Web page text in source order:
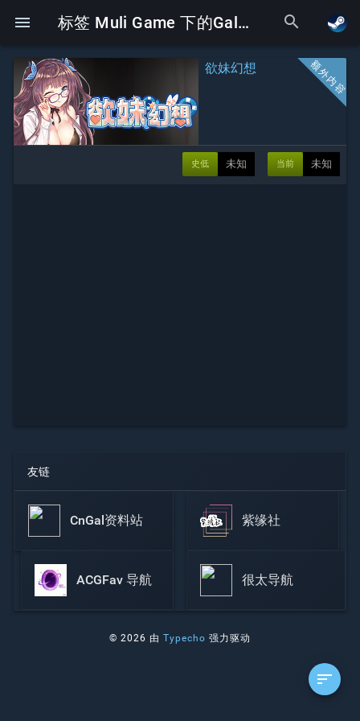
menu 标签 Muli Game 下的Galgame search
欲妹幻想
未知
当前
未知
史低
友链
CnGal资料站 紫缘社
ACGFav 导航 很太导航
© 2026 由Typecho 强力驱动
sort